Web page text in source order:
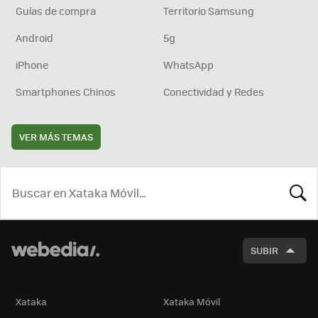
Guías de compra
Territorio Samsung
Android
5g
iPhone
WhatsApp
Smartphones Chinos
Conectividad y Redes
VER MÁS TEMAS
SUBIR
Xataka Xataka Móvil